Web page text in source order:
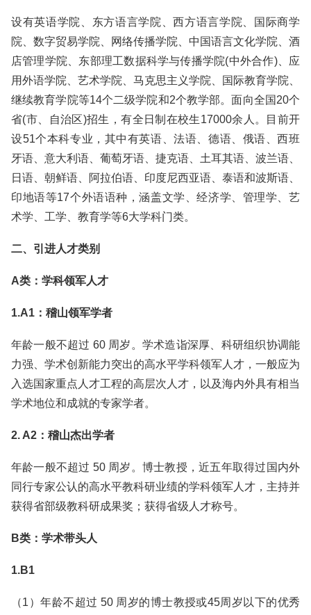
设有英语学院、东方语言学院、西方语言学院、国际商学
院、数字贸易学院、网络传播学院、中国语言文化学院、酒
店管理学院、东部理工数据科学与传播学院(中外合作)、应
用外语学院、艺术学院、马克思主义学院、国际教育学院、
继续教育学院等14个二级学院和2个教学部。面向全国20个
省(市、自治区)招生，有全日制在校生17000余人。目前开
设51个本科专业，其中有英语、法语、德语、俄语、西班
牙语、意大利语、葡萄牙语、捷克语、土耳其语、波兰语、
日语、朝鲜语、阿拉伯语、印度尼西亚语、泰语和波斯语、
印地语等17个外语语种，涵盖文学、经济学、管理学、艺
术学、工学、教育学等6大学科门类。
二、引进人才类别
A类：学科领军人才
1.A1：稽山领军学者
年龄一般不超过 60 周岁。学术造诣深厚、科研组织协调能
力强、学术创新能力突出的高水平学科领军人才，一般应为
入选国家重点人才工程的高层次人才，以及海内外具有相当
学术地位和成就的专家学者。
2. A2：稽山杰出学者
年龄一般不超过 50 周岁。博士教授，近五年取得过国内外
同行专家公认的高水平教科研业绩的学科领军人才，主持并
获得省部级教科研成果奖；获得省级人才称号。
B类：学术带头人
1.B1
（1）年龄不超过 50 周岁的博士教授或45周岁以下的优秀